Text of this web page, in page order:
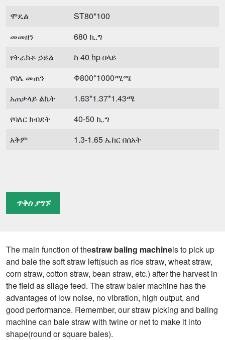
ሞዴል
ST80*100
መመዘን
680 ኪ.ግ
የትራክቶ ኃይል
ከ 40 hp በላይ
የባሌ መጠን
Φ800*1000ሚሜ
አጠቃላይ ልኬት
1.63*1.37*1.43ሜ
የባለር ክብደት
40-50 ኪ.ግ
አቅም
1.3-1.65 ኤከር በሰአት
ጥቅስ ያግኙ
The main function of thestraw baling machineis to pick up
and bale the soft straw left(such as rice straw, wheat straw,
corn straw, cotton straw, bean straw, etc.) after the harvest in
the field as silage feed. The straw baler machine has the
advantages of low noise, no vibration, high output, and
good performance. Remember, our straw picking and baling
machine can bale straw with twine or net to make it into
shape(round or square bales).